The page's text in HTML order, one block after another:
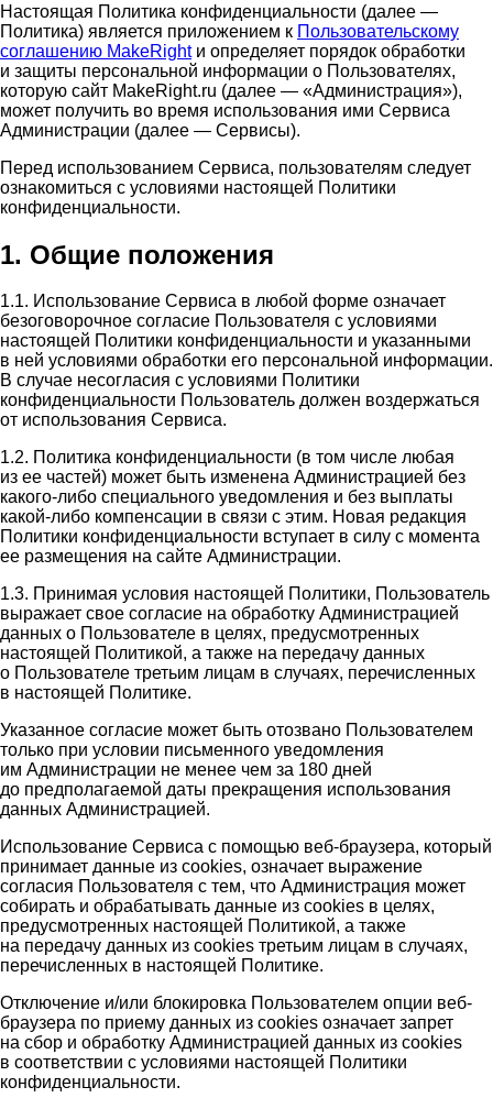
Настоящая Политика конфиденциальности (далее —
Политика) является приложением к Пользовательскому
соглашению MakeRightи определяет порядок обработки
и защиты персональной информации о Пользователях,
которую сайт MakeRight.ru (далее — «Администрация»),
может получить во время использования ими Cервиса
Администрации (далее — Сервисы).
Перед использованием Сервиса, пользователям следует
ознакомиться с условиями настоящей Политики
конфиденциальности.
1. Общие положения
1.1. Использование Сервиса в любой форме означает
безоговорочное согласие Пользователя с условиями
настоящей Политики конфиденциальности и указанными
в ней условиями обработки его персональной информации.
В случае несогласия с условиями Политики
конфиденциальности Пользователь должен воздержаться
от использования Сервиса.
1.2. Политика конфиденциальности (в том числе любая
из ее частей) может быть изменена Администрацией без
какого-либо специального уведомления и без выплаты
какой-либо компенсации в связи с этим. Новая редакция
Политики конфиденциальности вступает в силу с момента
ее размещения на сайте Администрации.
1.3. Принимая условия настоящей Политики, Пользователь
выражает свое согласие на обработку Администрацией
данных о Пользователе в целях, предусмотренных
настоящей Политикой, а также на передачу данных
о Пользователе третьим лицам в случаях, перечисленных
в настоящей Политике.
Указанное согласие может быть отозвано Пользователем
только при условии письменного уведомления
им Администрации не менее чем за 180 дней
до предполагаемой даты прекращения использования
данных Администрацией.
Использование Сервиса с помощью веб-браузера, который
принимает данные из cookies, означает выражение
согласия Пользователя с тем, что Администрация может
собирать и обрабатывать данные из cookies в целях,
предусмотренных настоящей Политикой, а также
на передачу данных из cookies третьим лицам в случаях,
перечисленных в настоящей Политике.
Отключение и/или блокировка Пользователем опции веб-
браузера по приему данных из cookies означает запрет
на сбор и обработку Администрацией данных из cookies
в соответствии с условиями настоящей Политики
конфиденциальности.